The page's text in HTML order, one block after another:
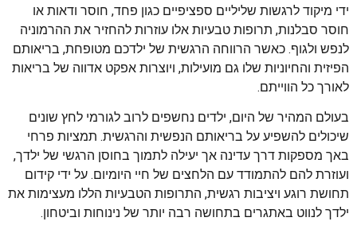
ידי מיקוד לרגשות שליליים ספציפיים כגון פחד, חוסר ודאות או
חוסר סבלנות, תרופות טבעיות אלו עוזרות להחזיר את ההרמוניה
לנפש ולגוף. כאשר הרווחה הרגשית של ילדכם מטופחת, בריאותם
הפיזית והחיוניות שלו גם מועילות, ויוצרות אפקט אדווה של בריאות
לאורך כל הווייתם.
בעולם המהיר של היום, ילדים נחשפים לרוב לגורמי לחץ שונים
שיכולים להשפיע על בריאותם הנפשית והרגשית. תמציות פרחי
באך מספקות דרך עדינה אך יעילה לתמוך בחוסן הרגשי של ילדך,
ועוזרת להם להתמודד עם הלחצים של חיי היומיום. על ידי קידום
תחושת רוגע ויציבות רגשית, התרופות הטבעיות הללו מעצימות את
ילדך לנווט באתגרים בתחושה רבה יותר של נינוחות וביטחון.